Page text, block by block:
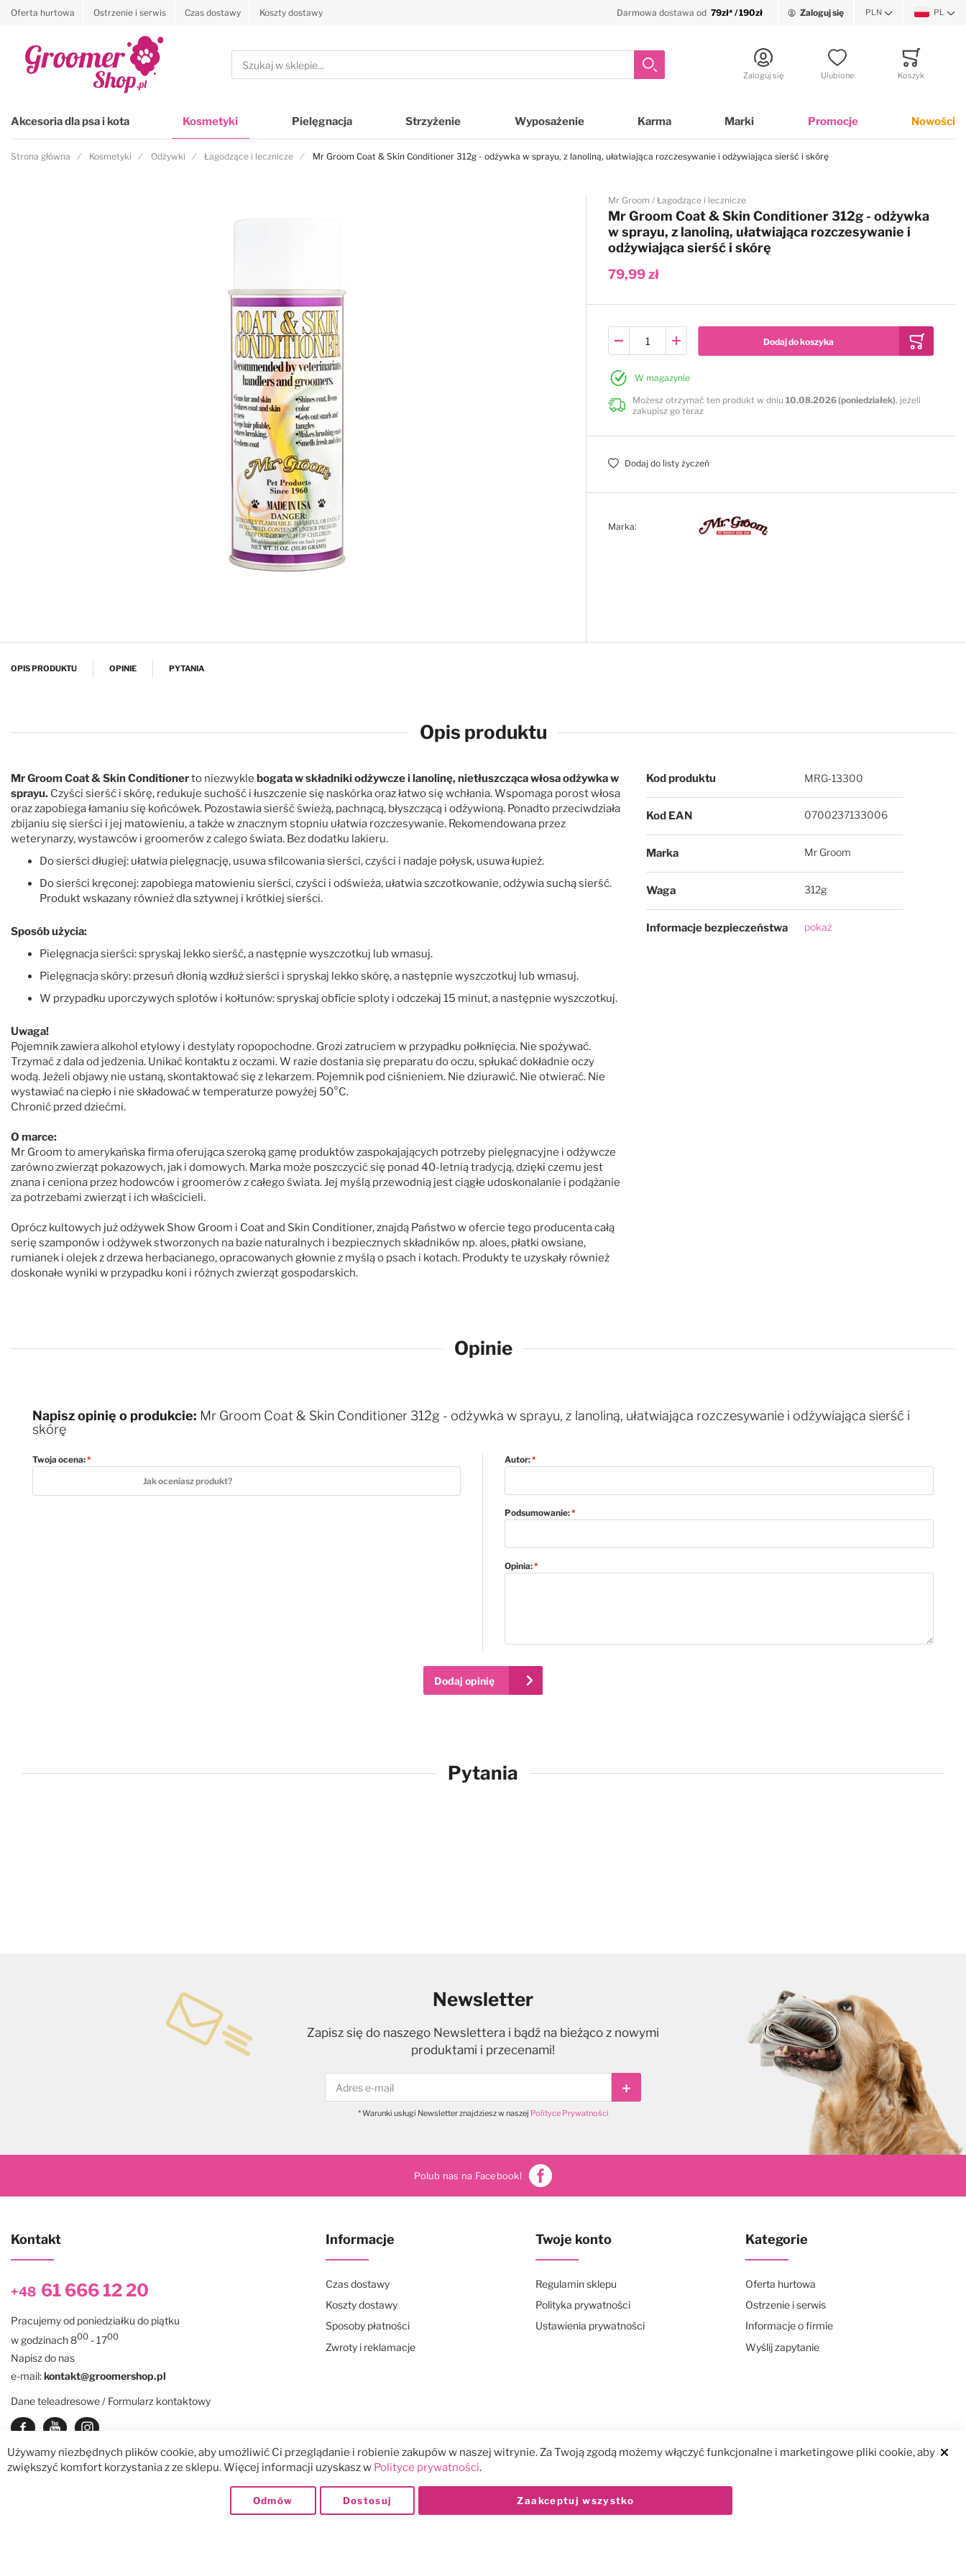
Oferta hurtowa Ostrzenie i serwis Czas dostawy Koszty dostawy Darmowa dostawa od 79zł* / 190zł Zaloguj sięWalutaPLN PL
Szukaj
Szukaj Zaloguj się Ulubione Koszyk
Akcesoria dla psa i kota Kosmetyki Pielęgnacja Strzyżenie Wyposażenie Karma Marki Promocje Nowości
Strona główna Kosmetyki Odżywki Łagodzące i lecznicze Mr Groom Coat & Skin Conditioner 312g - odżywka w sprayu, z lanoliną, ułatwiająca rozczesywanie i odżywiająca sierść i skórę
Mr Groom Łagodzące i lecznicze
Mr Groom Coat & Skin Conditioner 312g - odżywka
w sprayu, z lanoliną, ułatwiająca rozczesywanie i
odżywiająca sierść i skórę
79,99 zł
Dodaj do koszyka
W magazynie
Możesz otrzymać ten produkt w dniu10.08.2026 (poniedziałek), jeżeli
zakupisz go teraz
Dodaj do listy życzeń
Marka:
OPIS PRODUKTU OPINIE PYTANIA
Opis produktu
Mr Groom Coat & Skin Conditionerto niezwykle bogata w składniki odżywcze i lanolinę, nietłuszcząca włosa odżywka w
sprayu. Czyści sierść i skórę, redukuje suchość i łuszczenie się naskórka oraz łatwo się wchłania. Wspomaga porost włosa
oraz zapobiega łamaniu się końcówek. Pozostawia sierść świeżą, pachnącą, błyszczącą i odżywioną. Ponadto przeciwdziała
zbijaniu się sierści i jej matowieniu, a także w znacznym stopniu ułatwia rozczesywanie. Rekomendowana przez
weterynarzy, wystawców i groomerów z calego świata. Bez dodatku lakieru.
Do sierści długiej: ułatwia pielęgnację, usuwa sfilcowania sierści, czyści i nadaje połysk, usuwa łupież.
Do sierści kręconej: zapobiega matowieniu sierści, czyści i odświeża, ułatwia szczotkowanie, odżywia suchą sierść.
Produkt wskazany również dla sztywnej i krótkiej sierści.
Sposób użycia:
Pielęgnacja sierści: spryskaj lekko sierść, a następnie wyszczotkuj lub wmasuj.
Pielęgnacja skóry: przesuń dłonią wzdłuż sierści i spryskaj lekko skórę, a następnie wyszczotkuj lub wmasuj.
W przypadku uporczywych splotów i kołtunów: spryskaj obficie sploty i odczekaj 15 minut, a następnie wyszczotkuj.
Uwaga!
Pojemnik zawiera alkohol etylowy i destylaty ropopochodne. Grozi zatruciem w przypadku połknięcia. Nie spożywać.
Trzymać z dala od jedzenia. Unikać kontaktu z oczami. W razie dostania się preparatu do oczu, spłukać dokładnie oczy
wodą. Jeżeli objawy nie ustaną, skontaktować się z lekarzem. Pojemnik pod ciśnieniem. Nie dziurawić. Nie otwierać. Nie
wystawiać na ciepło i nie składować w temperaturze powyżej 50°C.
Chronić przed dziećmi.
O marce:
Mr Groom to amerykańska firma oferująca szeroką gamę produktów zaspokajających potrzeby pielęgnacyjne i odżywcze
zarówno zwierząt pokazowych, jak i domowych. Marka może poszczycić się ponad 40-letnią tradycją, dzięki czemu jest
znana i ceniona przez hodowców i groomerów z całego świata. Jej myślą przewodnią jest ciągłe udoskonalanie i podążanie
za potrzebami zwierząt i ich właścicieli.
Oprócz kultowych już odżywek Show Groom i Coat and Skin Conditioner, znajdą Państwo w ofercie tego producenta całą
serię szamponów i odżywek stworzonych na bazie naturalnych i bezpiecznych składników np. aloes, płatki owsiane,
rumianek i olejek z drzewa herbacianego, opracowanych głownie z myślą o psach i kotach. Produkty te uzyskały również
doskonałe wyniki w przypadku koni i różnych zwierząt gospodarskich.
Więcej informacji
Kod produktu MRG-13300
Kod EAN 0700237133006
Marka Mr Groom
Waga 312g
Informacje bezpieczeństwa pokaż
Opinie
Napisz opinię o produkcie: Mr Groom Coat & Skin Conditioner 312g - odżywka w sprayu, z lanoliną, ułatwiająca rozczesywanie i odżywiająca sierść i
skórę
Twoja ocena:
Jak oceniasz produkt?
5 stars
Autor:
Podsumowanie:
Opinia:
Dodaj opinię
Pytania
Newsletter
Zapisz się do naszego Newslettera i bądź na bieżąco z nowymi
produktami i przecenami!
Subskrybuj
* Warunki usługi Newsletter znajdziesz w naszej Polityce Prywatności
Polub nas na Facebook!
Kontakt
+48 61 666 12 20
Pracujemy od poniedziałku do piątku
w godzinach 800 - 1700
Napisz do nas
e-mail:kontakt@groomershop.pl
Dane teleadresowe / Formularz kontaktowy
Zobacz nasz Facebook
Zobacz nasz kanał Youtube
See our instagram
Informacje
Czas dostawy
Koszty dostawy
Sposoby płatności
Zwroty i reklamacje
Twoje konto
Regulamin sklepu
Polityka prywatności
Ustawienia prywatności
Kategorie
Oferta hurtowa
Ostrzenie i serwis
Informacje o firmie
Wyślij zapytanie
Płatności:
Używamy niezbędnych plików cookie, aby umożliwić Ci przeglądanie i robienie zakupów w naszej witrynie. Za Twoją zgodą możemy włączyć funkcjonalne i marketingowe pliki cookie, aby
zwiększyć komfort korzystania z ze sklepu. Więcej informacji uzyskasz w Polityce prywatności.
Zaakceptuj wszystko
Dostosuj
Odmów